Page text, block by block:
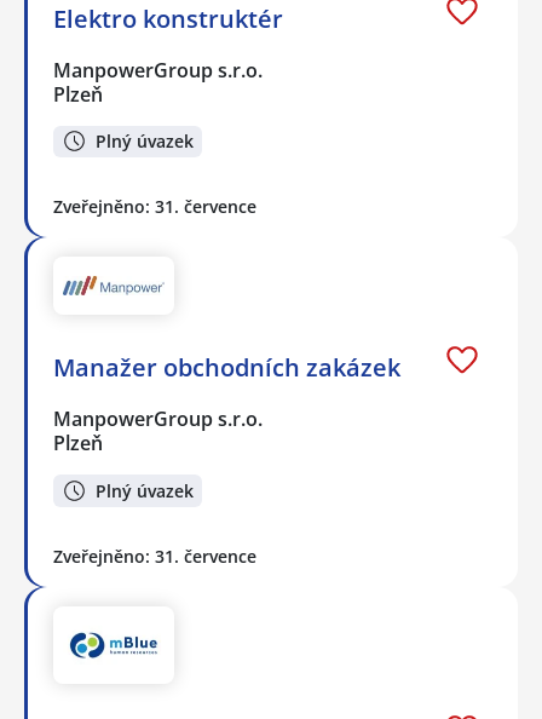
Elektro konstruktér
ManpowerGroup s.r.o.
Plzeň
Plný úvazek
Zveřejněno: 31. července
Manažer obchodních zakázek
ManpowerGroup s.r.o.
Plzeň
Plný úvazek
Zveřejněno: 31. července